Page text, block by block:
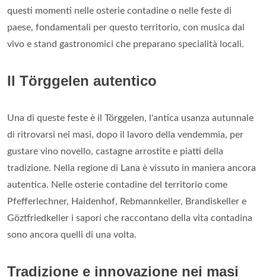
questi momenti nelle osterie contadine o nelle feste di
paese, fondamentali per questo territorio, con musica dal
vivo e stand gastronomici che preparano specialità locali.
Il Törggelen autentico
Una di queste feste è il Törggelen, l'antica usanza autunnale
di ritrovarsi nei masi, dopo il lavoro della vendemmia, per
gustare vino novello, castagne arrostite e piatti della
tradizione. Nella regione di Lana è vissuto in maniera ancora
autentica. Nelle osterie contadine del territorio come
Pfefferlechner, Haidenhof, Rebmannkeller, Brandiskeller e
Göztfriedkeller i sapori che raccontano della vita contadina
sono ancora quelli di una volta.
Tradizione e innovazione nei masi